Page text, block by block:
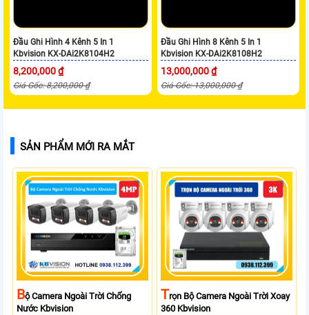
Đầu Ghi Hình 4 Kênh 5 In 1
Kbvision KX-DAi2K8104H2
8,200,000 ₫
Giá Gốc: 8,200,000 ₫
Đầu Ghi Hình 8 Kênh 5 In 1
Kbvision KX-DAi2K8108H2
13,000,000 ₫
Giá Gốc: 13,000,000 ₫
SẢN PHẨM MỚI RA MẮT
BỘ Camera Ngoài Trời Chống
Nước Kbvision
TRọn Bộ Camera Ngoài Trời Xoay
360 Kbvision